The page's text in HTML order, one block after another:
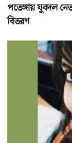
পতেঙ্গায় যুবদল
বিতরণ